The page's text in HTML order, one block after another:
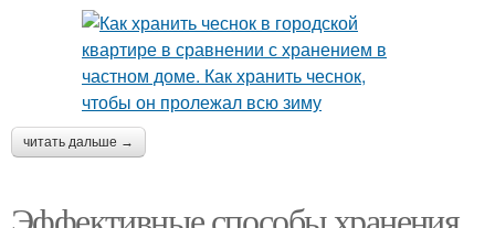
читать дальше →